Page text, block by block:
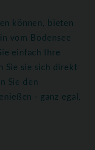
können, bieten
vom Bodensee
einfach Ihre
Sie sie sich direkt
Sie den
- ganz egal,